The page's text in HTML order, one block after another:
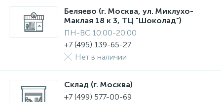
Беляево (г. Москва, ул. Миклухо-
Маклая 18 к 3, ТЦ "Шоколад")
ПН-ВС 10:00-20:00
+7 (495) 139-65-27
Нет в наличии
Склад (г. Москва)
+7 (499) 577-00-69